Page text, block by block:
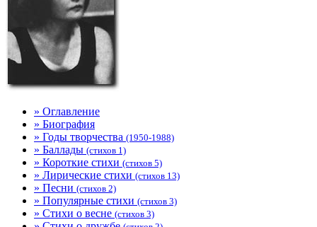
» Оглавление
» Биография
» Годы творчества (1950-1988)
» Баллады (стихов 1)
» Короткие стихи (стихов 5)
» Лирические стихи (стихов 13)
» Песни (стихов 2)
» Популярные стихи (стихов 3)
» Стихи о весне (стихов 3)